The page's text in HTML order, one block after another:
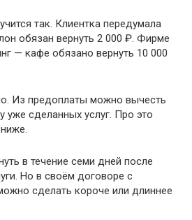
так. Клиентка передумала
обязан вернуть 2 000 ₽. Фирме
— кафе обязано вернуть 10 000
Из предоплаты можно вычесть
уже сделанных услуг. Про это
в течение семи дней после
Но в своём договоре с
сделать короче или длиннее